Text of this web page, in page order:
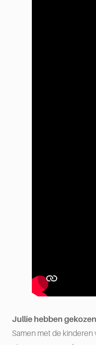
Jullie hebben
Samen met de kinderen